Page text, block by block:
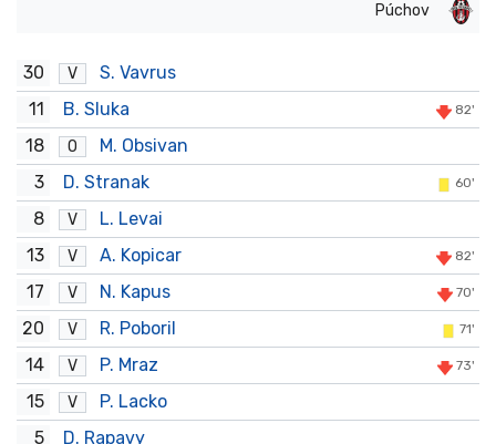
Púchov
30 V
S. Vavrus
11
B. Sluka 82'
18 O
M. Obsivan
3
D. Stranak 60'
8 V
L. Levai
13
V A. Kopicar 82'
17 V N. Kapus 70'
20 V R. Poboril 71'
14 V P. Mraz 73'
15 V
P. Lacko
5
D. Rapavy